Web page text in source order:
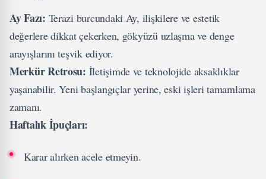
Ay Fazı: Terazi burcundaki Ay, ilişkilere ve estetik
değerlere dikkat çekerken, gökyüzü uzlaşma ve denge
arayışlarını teşvik ediyor.
Merkür Retrosu: İletişimde ve teknolojide aksaklıklar
yaşanabilir. Yeni başlangıçlar yerine, eski işleri tamamlama
zamanı.
Haftalık İpuçları:
Karar alırken acele etmeyin.